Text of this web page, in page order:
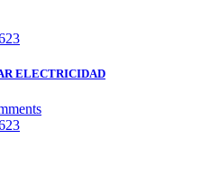
ELECTRICIDAD